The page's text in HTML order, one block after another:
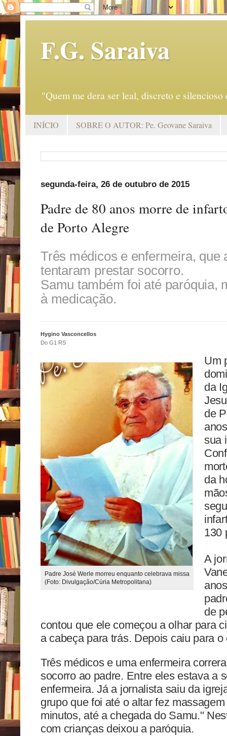
F.G. Saraiva
"Quem me dera ser leal, discreto e
INÍCIO SOBRE O AUTOR: Pe. Geovane Saraiva
segunda-feira, 26 de outubro de 2015
Padre de 80 anos morre de
de Porto Alegre
Três médicos e enfermeira, que
tentaram prestar socorro.
Samu também foi até paróquia,
à medicação.
Hygino Vasconcellos
Do G1 RS
Padre José Werle morreu enquanto celebrava missa
(Foto: Divulgação/Cúria Metropolitana)
Um
da
de
sua
da
130
A
de
contou que ele começou a olhar para
a cabeça para trás. Depois caiu para
Três médicos e uma enfermeira
socorro ao padre. Entre eles estava a
enfermeira. Já a jornalista saiu da
grupo que foi até o altar fez
minutos, até a chegada do Samu."
com crianças deixou a paróquia.